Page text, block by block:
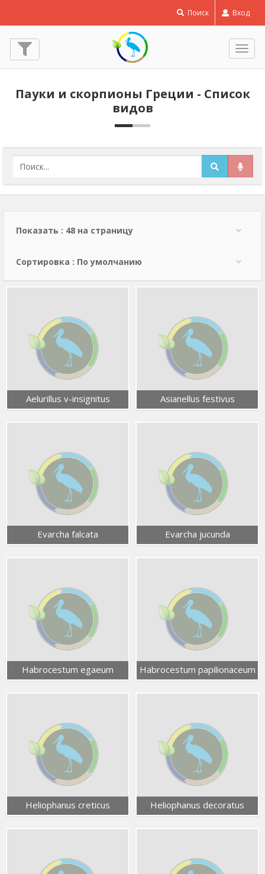
Поиск Вход
Пауки и скорпионы Греции - Список
видов
Показать : 48 на страницу
Сортировка : По умолчанию
Aelurillus v-insignitus Asianellus festivus
Evarcha falcata Evarcha jucunda
Habrocestum egaeum Habrocestum papilionaceum
Heliophanus creticus Heliophanus decoratus